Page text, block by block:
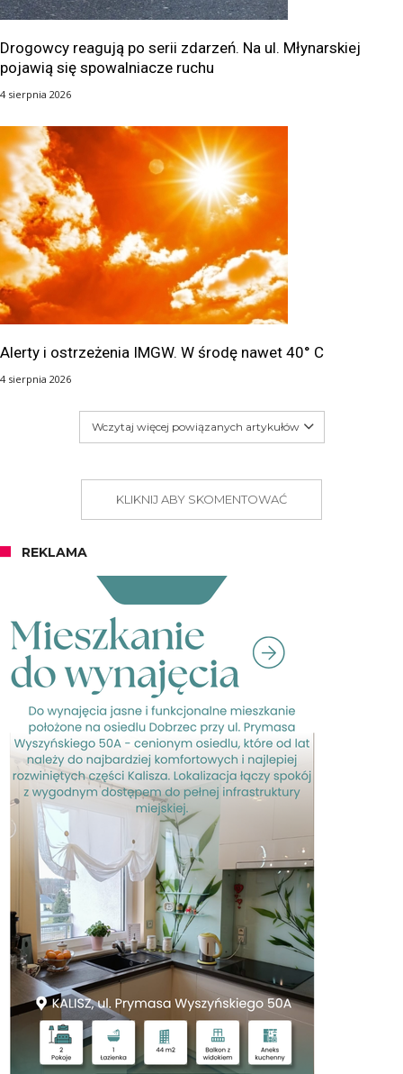
Drogowcy reagują po serii zdarzeń. Na ul. Młynarskiej
pojawią się spowalniacze ruchu
4 sierpnia 2026
Alerty i ostrzeżenia IMGW. W środę nawet 40° C
4 sierpnia 2026
Wczytaj więcej powiązanych artykułów
KLIKNIJ ABY SKOMENTOWAĆ
REKLAMA